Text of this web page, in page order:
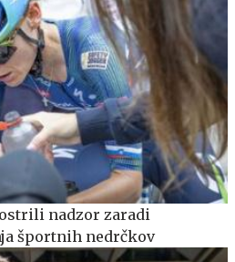
nadzor zaradi
športnih nedrčkov